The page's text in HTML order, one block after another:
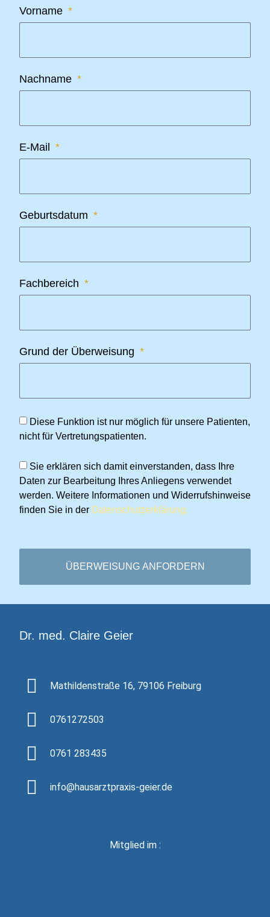
Vorname
Nachname
E-Mail
Geburtsdatum
Fachbereich
Grund der Überweisung
Diese Funktion ist nur möglich für unsere Patienten,
nicht für Vertretungspatienten.
Sie erklären sich damit einverstanden, dass Ihre
Daten zur Bearbeitung Ihres Anliegens verwendet
werden. Weitere Informationen und Widerrufshinweise
finden Sie in der Datenschutzerklärung.
ÜBERWEISUNG ANFORDERN
Dr. med. Claire Geier
Mathildenstraße 16, 79106 Freiburg
0761272503
0761 283435
info@hausarztpraxis-geier.de
Mitglied im :